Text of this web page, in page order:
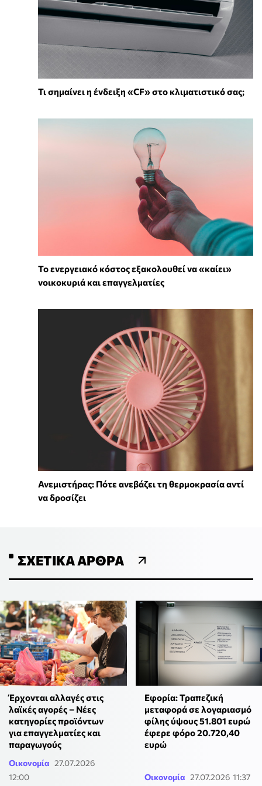
Τι σημαίνει η ένδειξη «CF» στο κλιματιστικό σας;
Το ενεργειακό κόστος εξακολουθεί να «καίει»
νοικοκυριά και επαγγελματίες
Ανεμιστήρας: Πότε ανεβάζει τη θερμοκρασία αντί
να δροσίζει
ΣΧΕΤΙΚΆ ΆΡΘΡΑ
Έρχονται αλλαγές στις
λαϊκές αγορές – Νέες
κατηγορίες προϊόντων
για επαγγελματίες και
παραγωγούς
Οικονομία 27.07.2026
12:00
Εφορία: Τραπεζική
μεταφορά σε λογαριασμό
φίλης ύψους 51.801 ευρώ
έφερε φόρο 20.720,40
ευρώ
Οικονομία 27.07.2026 11:37